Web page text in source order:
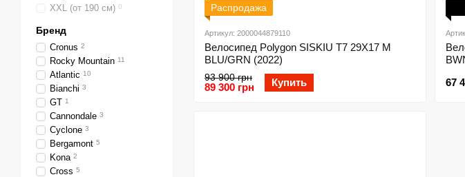
Распродажа
Артикул: 2000044879110
Велосипед Polygon SISKIU T7 29X17 M
BLU/GRN (2022)
93 900 грн
89 300 грн Купить
67
XXL (от 190 см) 0
Бренд
Cronus 2
Rocky Mountain 11
Atlantic 10
Bianchi 3
GT 1
Cannondale 3
Cyclone 3
Bergamont 5
Kona 2
Cross 5